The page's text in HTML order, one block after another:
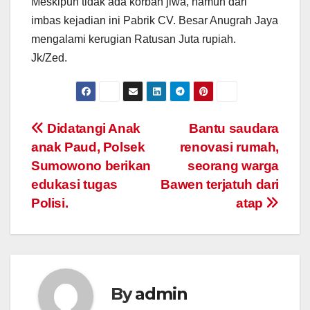
imbas kejadian ini Pabrik CV. Besar Anugrah Jaya
mengalami kerugian Ratusan Juta rupiah.
Jk/Zed.
Post
navigation
Bantu saudara
renovasi rumah,
seorang warga
Bawen terjatuh dari
atap
Didatangi Anak
anak Paud, Polsek
Sumowono berikan
edukasi tugas
Polisi.
Byadmin